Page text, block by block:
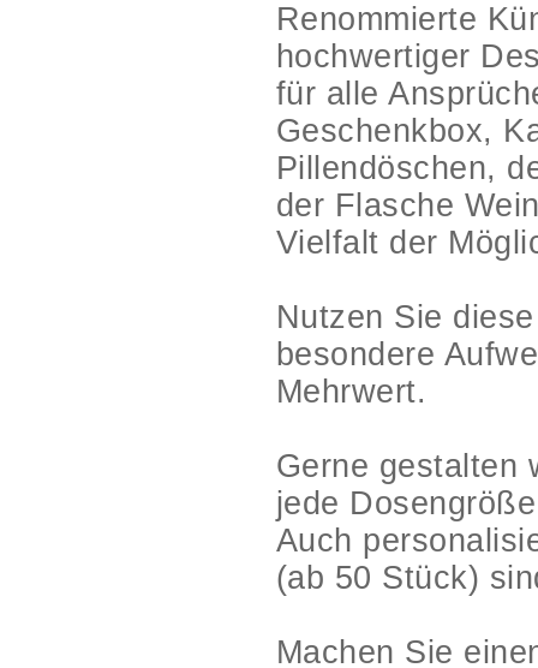
Renommierte
hochwertiger
für alle
Geschenkbox,
Pillendöschen,
der Flasche
Vielfalt der
Nutzen Sie
besondere
Mehrwert.
Gerne gestalten
jede
Auch
(ab 50 Stück)
Machen Sie